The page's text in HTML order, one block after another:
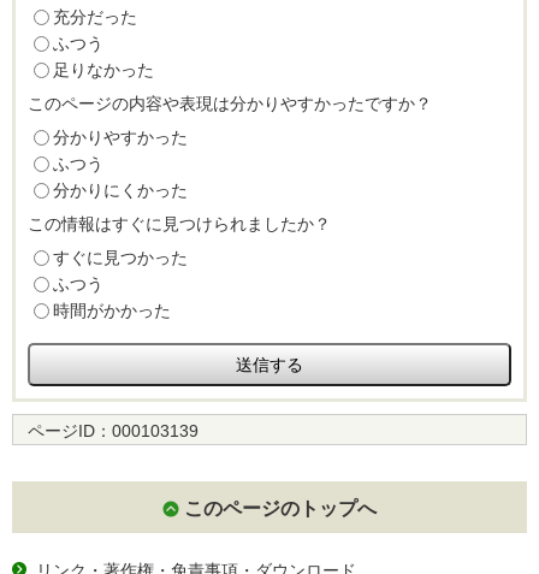
充分だった
ふつう
足りなかった
このページの内容や表現は分かりやすかったですか？
分かりやすかった
ふつう
分かりにくかった
この情報はすぐに見つけられましたか？
すぐに見つかった
ふつう
時間がかかった
ページID： 000103139
このページのトップへ